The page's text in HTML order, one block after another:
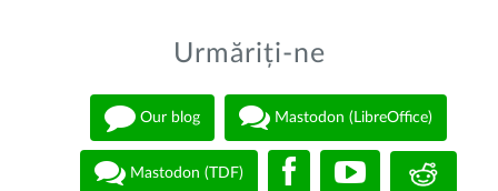
Urmăriți-ne
Our blog Mastodon (LibreOffice)
Mastodon (TDF)